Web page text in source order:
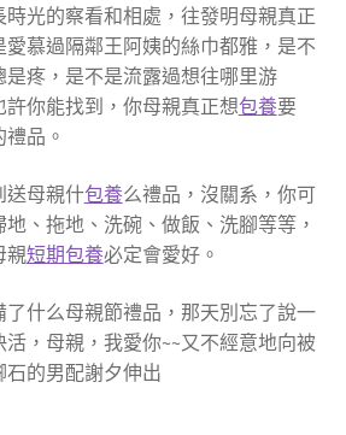
光的察看和相處，往發明母親真正
慕過隔鄰王阿姨的絲巾都雅，是不
疼，是不是流露過想往哪里游
你能找到，你母親真正想包養要
品。
母親什包養么禮品，沒關系，你可
、拖地、洗碗、做飯、洗腳等等，
親短期包養必定會愛好。
什么母親節禮品，那天別忘了說一
，母親，我愛你~~又不經意地向被
的男配謝夕伸出